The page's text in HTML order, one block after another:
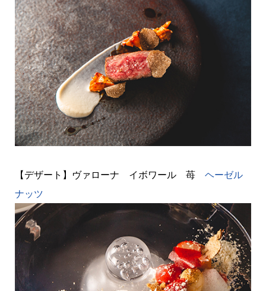
【デザート】ヴァローナ イボワール 苺 ヘーゼル
ナッツ